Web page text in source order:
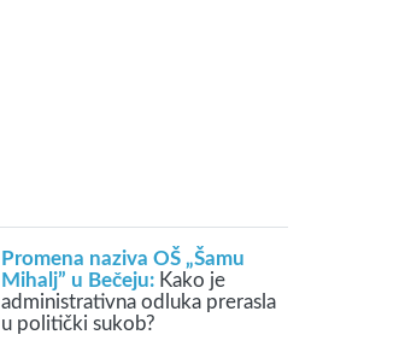
Promena naziva OŠ „Šamu
Mihalj” u Bečeju: Kako je
administrativna odluka prerasla
u politički sukob?